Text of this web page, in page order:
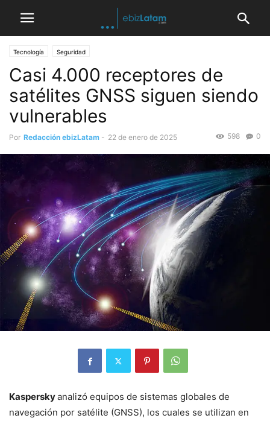
Tecnología Seguridad
Casi 4.000 receptores de
satélites GNSS siguen siendo
vulnerables
Por Redacción ebizLatam - 22 de enero de 2025 0
598
Kasperskyanalizó equipos de sistemas globales de
navegación por satélite (GNSS), los cuales se utilizan en